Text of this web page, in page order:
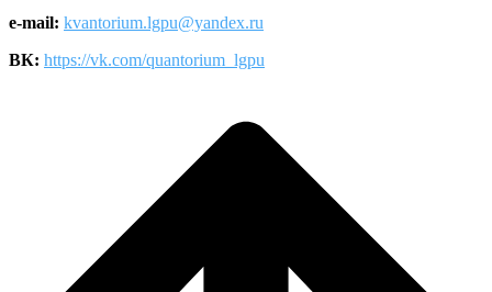
e-mail: kvantorium.lgpu@yandex.ru
ВК: https://vk.com/quantorium_lgpu